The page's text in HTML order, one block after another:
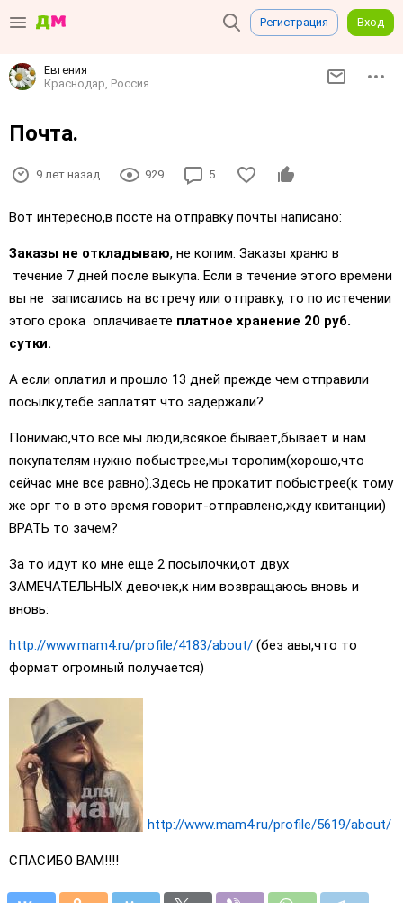
Регистрация Вход
Евгения
Краснодар, Россия
Почта.
9 лет назад 929 5
Вот интересно,в посте на отправку почты написано:
Заказы не откладываю, не копим. Заказы храню в
течение 7 дней после выкупа. Если в течение этого времени
вы не записались на встречу или отправку, то по истечении
этого срока оплачиваете платное хранение 20 руб.
сутки.
А если оплатил и прошло 13 дней прежде чем отправили
посылку,тебе заплатят что задержали?
Понимаю,что все мы люди,всякое бывает,бывает и нам
покупателям нужно побыстрее,мы торопим(хорошо,что
сейчас мне все равно).Здесь не прокатит побыстрее(к тому
же орг то в это время говорит-отправлено,жду квитанции)
ВРАТЬ то зачем?
За то идут ко мне еще 2 посылочки,от двух
ЗАМЕЧАТЕЛЬНЫХ девочек,к ним возвращаюсь вновь и
вновь:
http://www.mam4.ru/profile/4183/about/ (без авы,что то
формат огромный получается)
http://www.mam4.ru/profile/5619/about/
СПАСИБО ВАМ!!!!